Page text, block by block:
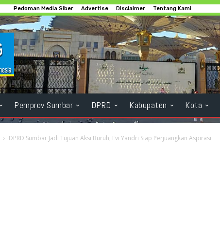
Pedoman Media Siber Advertise Disclaimer Tentang Kami
Pemprov Sumbar DPRD Kabupaten Kota
DPRD Sumbar Jadi Tujuan Aksi Buruh, Evi Yandri Siap Perjuangkan Aspirasi